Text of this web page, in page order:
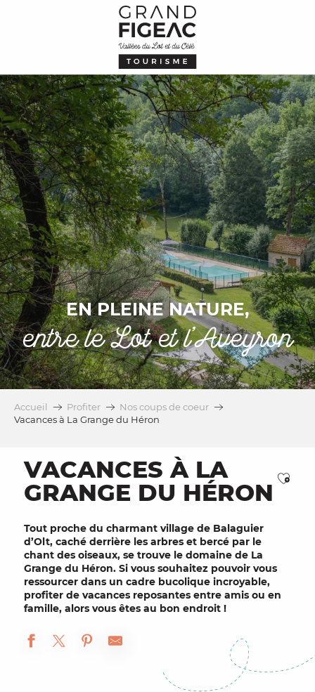
EN PLEINE NATURE,
entre le Lot et l’Aveyron
Accueil Profiter
Nos coups de coeur
Vacances à La Grange du Héron
VACANCES À LA
GRANGE DU HÉRON
Tout proche du charmant village de Balaguier
d’Olt, caché derrière les arbres et bercé par le
chant des oiseaux, se trouve le domaine de La
Grange du Héron. Si vous souhaitez pouvoir vous
ressourcer dans un cadre bucolique incroyable,
profiter de vacances reposantes entre amis ou en
famille, alors vous êtes au bon endroit !